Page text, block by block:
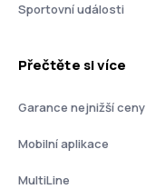
Sportovní události
Přečtěte si více
Garance nejnižší ceny
Mobilní aplikace
MultiLine